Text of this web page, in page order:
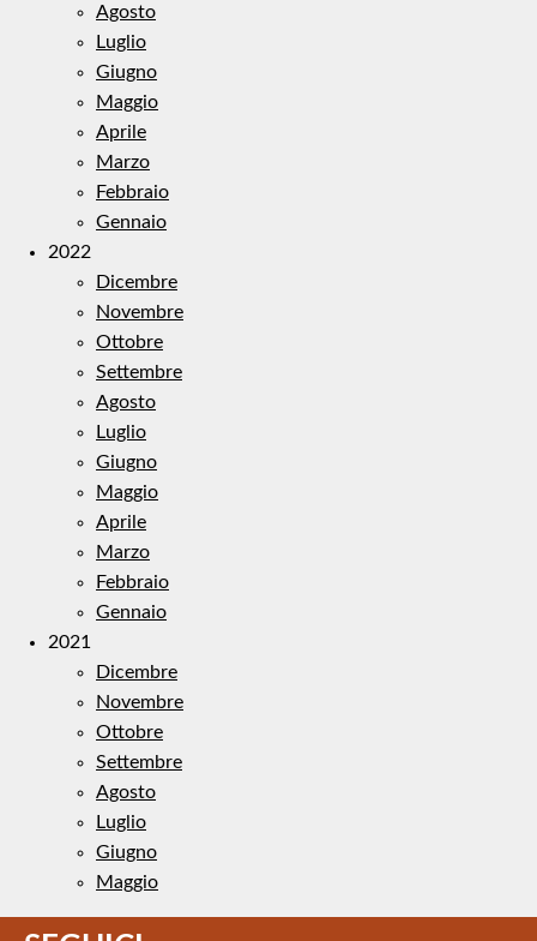
Agosto
Luglio
Giugno
Maggio
Aprile
Marzo
Febbraio
Gennaio
2022
Dicembre
Novembre
Ottobre
Settembre
Agosto
Luglio
Giugno
Maggio
Aprile
Marzo
Febbraio
Gennaio
2021
Dicembre
Novembre
Ottobre
Settembre
Agosto
Luglio
Giugno
Maggio